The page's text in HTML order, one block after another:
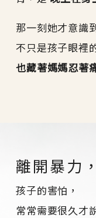
那一刻她才意識
不只是孩子眼裡
也藏著媽媽忍著
離開暴力
孩子的害怕，
常常需要很久才